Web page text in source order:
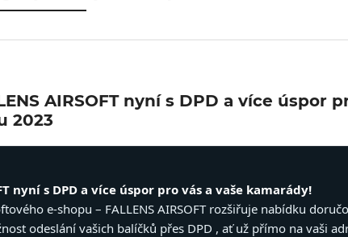
AIRSOFT nyní s DPD a více úspor
2023
nyní s DPD a více úspor pro vás a vaše kamarády!
e-shopu – FALLENS AIRSOFT rozšiřuje nabídku
odeslání vašich balíčků přes DPD , ať už přímo na vaši